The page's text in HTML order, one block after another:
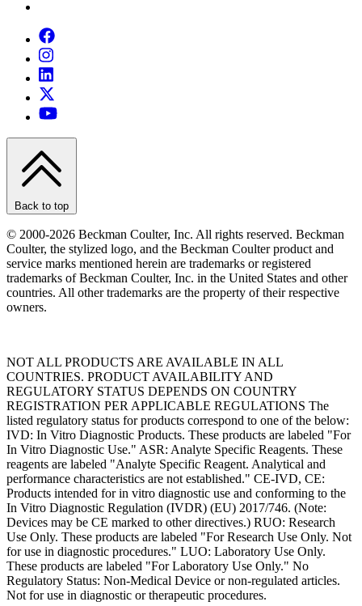
Back to top
© 2000-2026 Beckman Coulter, Inc. All rights reserved. Beckman
Coulter, the stylized logo, and the Beckman Coulter product and
service marks mentioned herein are trademarks or registered
trademarks of Beckman Coulter, Inc. in the United States and other
countries. All other trademarks are the property of their respective
owners.
NOT ALL PRODUCTS ARE AVAILABLE IN ALL
COUNTRIES. PRODUCT AVAILABILITY AND
REGULATORY STATUS DEPENDS ON COUNTRY
REGISTRATION PER APPLICABLE REGULATIONS The
listed regulatory status for products correspond to one of the below:
IVD: In Vitro Diagnostic Products. These products are labeled "For
In Vitro Diagnostic Use." ASR: Analyte Specific Reagents. These
reagents are labeled "Analyte Specific Reagent. Analytical and
performance characteristics are not established." CE-IVD, CE:
Products intended for in vitro diagnostic use and conforming to the
In Vitro Diagnostic Regulation (IVDR) (EU) 2017/746. (Note:
Devices may be CE marked to other directives.) RUO: Research
Use Only. These products are labeled "For Research Use Only. Not
for use in diagnostic procedures." LUO: Laboratory Use Only.
These products are labeled "For Laboratory Use Only." No
Regulatory Status: Non-Medical Device or non-regulated articles.
Not for use in diagnostic or therapeutic procedures.